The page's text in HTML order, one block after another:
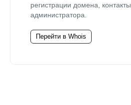
регистрации домена, контакты
администратора.
Перейти в Whois